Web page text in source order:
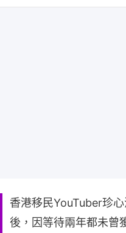
香港移民YouTuber珍
後，因等待兩年都未曾